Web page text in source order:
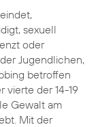
sexuell
oder
Jugendlichen,
betroffen
vierte der 14-19
Gewalt am
Mit der